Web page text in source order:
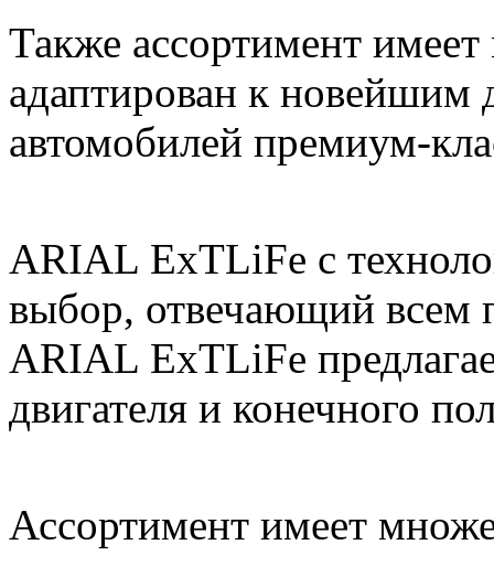
Также ассортимент
адаптирован к новейшим
автомобилей премиум-
ARIAL ExTLiFe с
выбор, отвечающий всем
ARIAL ExTLiFe
двигателя и конечного
Ассортимент имеет